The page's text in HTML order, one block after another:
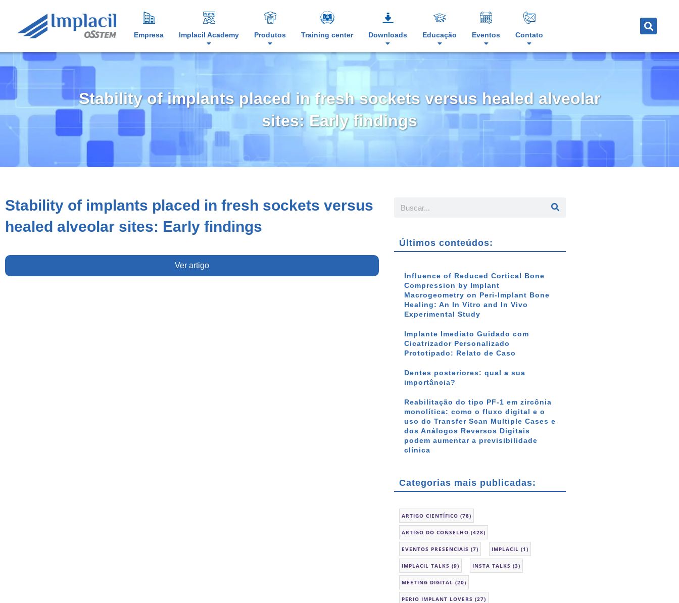
Empresa Implacil Academy Produtos Training center Downloads Educação Eventos Contato
Stability of implants placed in fresh sockets versus healed alveolar
sites: Early findings
Stability of implants placed in fresh sockets versus
healed alveolar sites: Early findings
Ver artigo
Últimos conteúdos:
Influence of Reduced Cortical Bone
Compression by Implant
Macrogeometry on Peri-Implant Bone
Healing: An In Vitro and In Vivo
Experimental Study
Implante Imediato Guidado com
Cicatrizador Personalizado
Prototipado: Relato de Caso
Dentes posteriores: qual a sua
importância?
Reabilitação do tipo PF-1 em zircônia
monolítica: como o fluxo digital e o
uso do Transfer Scan Multiple Cases e
dos Análogos Reversos Digitais
podem aumentar a previsibilidade
clínica
Categorias mais publicadas:
ARTIGO CIENTÍFICO (78)
ARTIGO DO CONSELHO (428)
EVENTOS PRESENCIAIS (7) IMPLACIL (1)
IMPLACIL TALKS (9) INSTA TALKS (3)
MEETING DIGITAL (20)
PERIO IMPLANT LOVERS (27)